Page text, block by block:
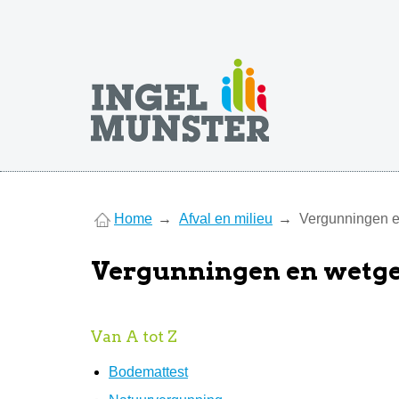
are
Home Afval en milieu Vergunningen
Vergunningen en
Van A tot Z
Bodemattest